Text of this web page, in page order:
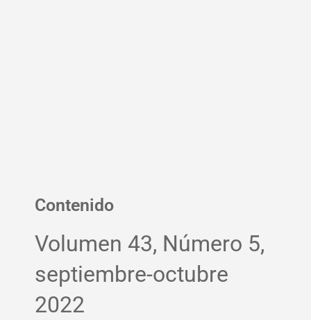
Contenido
Volumen 43, Número 5,
septiembre-octubre
2022